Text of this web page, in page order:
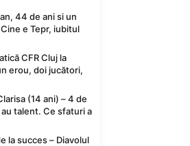
44 de ani si un
e Tepr, iubitul
CFR Cluj la
erou, doi jucători,
(14 ani) – 4 de
au talent. Ce sfaturi a
la succes – Diavolul